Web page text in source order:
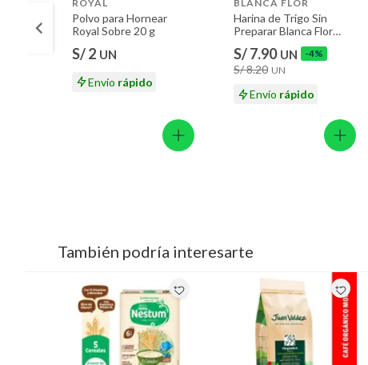
ROYAL
Polvo para Hornear
Royal Sobre 20 g
S/ 2 UN
Envío rápido
BLANCA FLOR
Harina de Trigo Sin
Preparar Blanca Flor
S/ 7.90 UN -4%
S/ 8.20 UN
Envío rápido
También podría interesarte